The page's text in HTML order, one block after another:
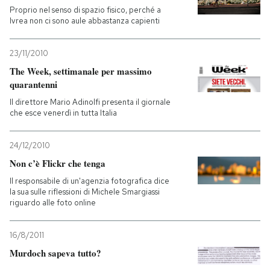
Proprio nel senso di spazio fisico, perché a
Ivrea non ci sono aule abbastanza capienti
23/11/2010
The Week, settimanale per massimo
quarantenni
Il direttore Mario Adinolfi presenta il giornale
che esce venerdì in tutta Italia
24/12/2010
Non c’è Flickr che tenga
Il responsabile di un'agenzia fotografica dice
la sua sulle riflessioni di Michele Smargiassi
riguardo alle foto online
16/8/2011
Murdoch sapeva tutto?